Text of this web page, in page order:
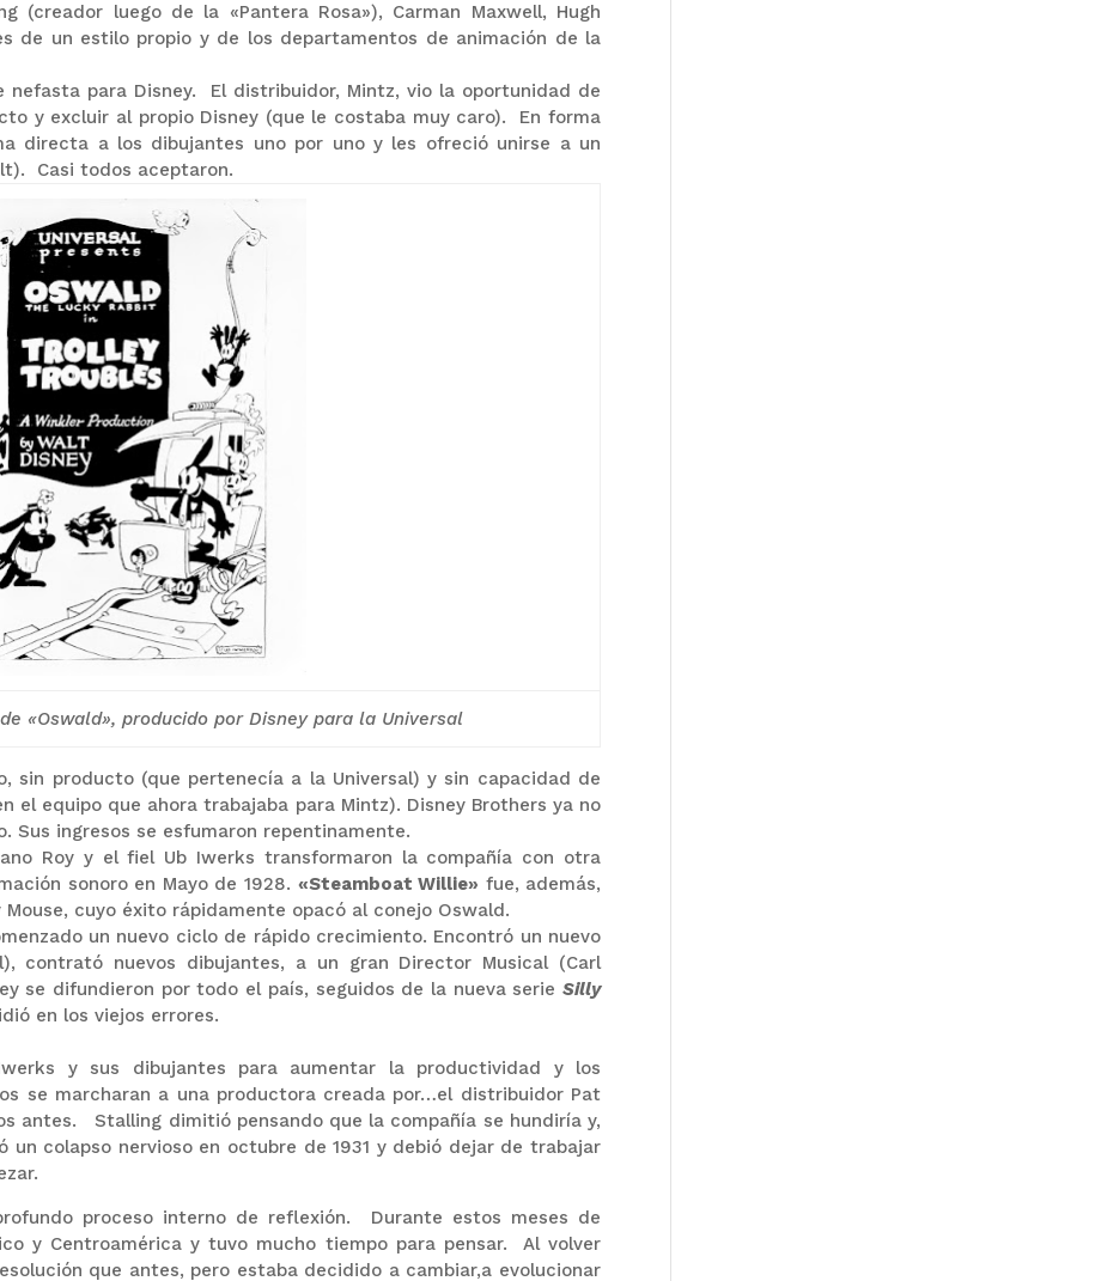
(creador luego de la «Pantera Rosa»), Carman Maxwell, Hugh
de un estilo propio y de los departamentos de animación de la
para Disney. El distribuidor, Mintz, vio la oportunidad de
y excluir al propio Disney (que le costaba muy caro). En forma
directa a los dibujantes uno por uno y les ofreció unirse a un
Casi todos aceptaron.
«Oswald», producido por Disney para la Universal
sin producto (que pertenecía a la Universal) y sin capacidad de
el equipo que ahora trabajaba para Mintz). Disney Brothers ya no
Sus ingresos se esfumaron repentinamente.
Roy y el fiel Ub Iwerks transformaron la compañía con otra
sonoro en Mayo de 1928. «Steamboat Willie» fue, además,
cuyo éxito rápidamente opacó al conejo Oswald.
un nuevo ciclo de rápido crecimiento. Encontró un nuevo
contrató nuevos dibujantes, a un gran Director Musical (Carl
se difundieron por todo el país, seguidos de la nueva serieSilly
en los viejos errores.
y sus dibujantes para aumentar la productividad y los
se marcharan a una productora creada por…el distribuidor Pat
antes. Stalling dimitió pensando que la compañía se hundiría y,
un colapso nervioso en octubre de 1931 y debió dejar de trabajar
proceso interno de reflexión. Durante estos meses de
y Centroamérica y tuvo mucho tiempo para pensar. Al volver
que antes, pero estaba decidido a cambiar,a evolucionar